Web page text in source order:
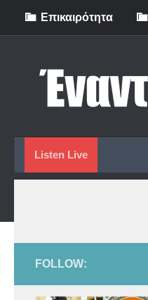
Skip to content
Eπικαιρότητα
Listen Live
FOLLOW: